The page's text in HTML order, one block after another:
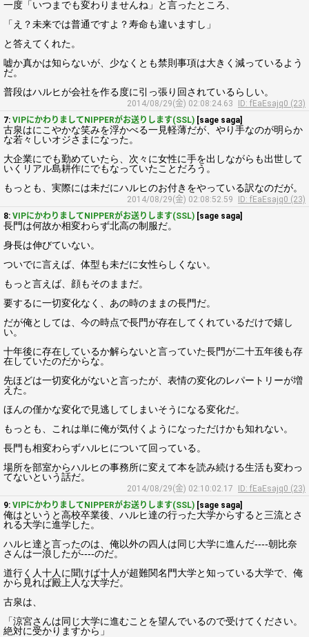
一度「いつまでも変わりませんね」と言ったところ、
「え？未来では普通ですよ？寿命も違いますし」
と答えてくれた。
嘘か真かは知らないが、少なくとも禁則事項は大きく減っているよう
だ。
普段はハルヒが会社を作る度に引っ張り回されているらしい。
2014/08/29(金) 02:08:24.63
ID: fEaEsajq0 (23)
7: VIPにかわりましてNIPPERがお送りします(SSL) [sage saga]
古泉はにこやかな笑みを浮かべる一見軽薄だが、やり手なのが明らか
な若々しいオジさまになった。
大企業にでも勤めていたら、次々に女性に手を出しながらも出世して
いくリアル島耕作にでもなっていたことだろう。
もっとも、実際には未だにハルヒのお付きをやっている訳なのだが。
2014/08/29(金) 02:08:52.59
ID: fEaEsajq0 (23)
8: VIPにかわりましてNIPPERがお送りします(SSL) [sage saga]
長門は何故か相変わらず北高の制服だ。
身長は伸びていない。
ついでに言えば、体型も未だに女性らしくない。
もっと言えば、顔もそのままだ。
要するに一切変化なく、あの時のままの長門だ。
だが俺としては、今の時点で長門が存在してくれているだけで嬉し
い。
十年後に存在しているか解らないと言っていた長門が二十五年後も存
在していたのだからな。
先ほどは一切変化がないと言ったが、表情の変化のレパートリーが増
えた。
ほんの僅かな変化で見逃してしまいそうになる変化だ。
もっとも、これは単に俺が気付くようになっただけかも知れない。
長門も相変わらずハルヒについて回っている。
場所を部室からハルヒの事務所に変えて本を読み続ける生活も変わっ
てないという話だ。
2014/08/29(金) 02:10:02.17
ID: fEaEsajq0 (23)
9: VIPにかわりましてNIPPERがお送りします(SSL) [sage saga]
俺はというと高校卒業後、ハルヒ達の行った大学からすると三流とさ
れる大学に進学した。
ハルヒ達と言ったのは、俺以外の四人は同じ大学に進んだ----朝比奈
さんは一浪したが----のだ。
道行く人十人に聞けば十人が超難関名門大学と知っている大学で、俺
から見れば殿上人な大学だ。
古泉は、
「涼宮さんは同じ大学に進むことを望んでいるので受けてください。
絶対に受かりますから」